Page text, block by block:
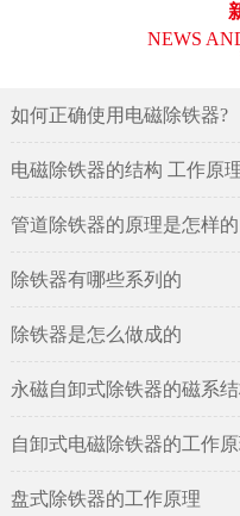
NEWS
如何正确使用电磁除铁器?
电磁除铁器的结构 工作原
管道除铁器的原理是怎样的
除铁器有哪些系列的
除铁器是怎么做成的
永磁自卸式除铁器的磁系
自卸式电磁除铁器的工作
盘式除铁器的工作原理